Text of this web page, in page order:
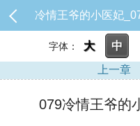
字体： 大 中
上一章
079冷情王爷的小